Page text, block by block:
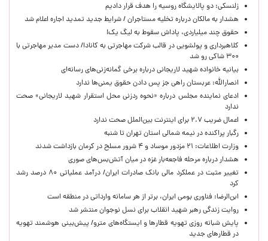
زلنسکی: دو پالایشگاه روسیه را هدف قرار دادیم
هشدار به مالکان درباره تخلیه مستاجران / شرایط جدید تمدید اجاره اعلام شد
حقوق چند میلیاردی، پاداش سقوط به لیگ یک!
کلاهبرداری و پولشویی در قالب شرکت مهاجرتی به کانادا/ دست مدیر مهاجرتی با
۳۰۰ شاکی رو شد
بیانیه خانواده شهید لاریجانی درباره برخی گمانه‌زنی‌های رسانه‌ای
انصارالله: عربستان راهی جز پس دادن حقوق یمنی‌ها ندارد
ادعای نماینده مجلس درباره «نحوه ردزنی محل استقرار شهید لاریجانی» صحت
ندارد
اعمال ضریب ۲.۷ برای اینترنت بین‌الملل صحت ندارد
رگبار پراکنده در نیمه شمالی استان تهران تا شنبه
وزارت اطلاعات: ۲۱ مزدور موساد و ۴ شرور مسلح در کرمان بازداشت شدند
هشدار درباره مرحله فاجعه‌بار غزه در میان آتش‌بس‌های صوری
تغییر مثبت در عملکرد مالی بانک صادرات ایران/ درآمد عملیاتی ۸۰ درصد رشد
کرد
ابن‌الرضا: فناوری بومی ایران، برتر از هر سامانه وارداتی در منطقه است
روایت زندگی رهبر شهید انقلاب برای نسل نوجوان منتشر شد
پایش شبانه روزی تهویه قطارها و ایستگاه‌های مترو/ پیش‌بینی هوشمند تهویه
در قطارهای جدید